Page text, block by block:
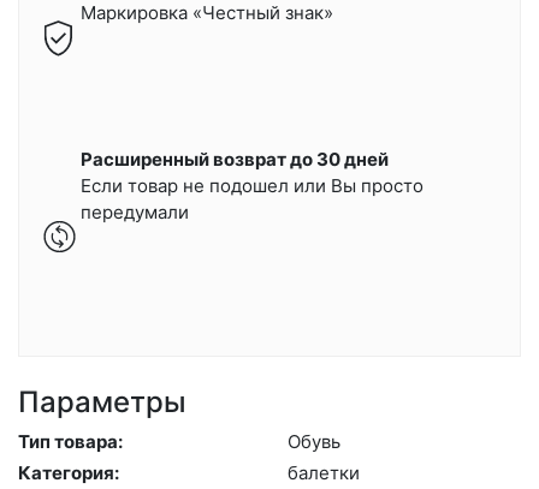
Маркировка «Честный знак»
Расширенный возврат до 30 дней
Если товар не подошел или Вы просто
передумали
Параметры
Тип товара:
Обувь
Категория:
ба­лет­ки